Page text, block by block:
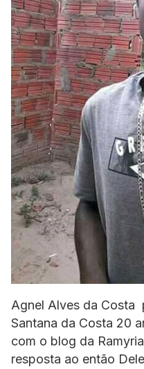
Agnel Alves da Costa
Santana da Costa 20
com o blog da
resposta ao então